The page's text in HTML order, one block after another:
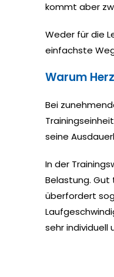
kommt aber
Weder für die
einfachste
Warum
Bei
seine
In der
Belastung.
überfordert
sehr individuell